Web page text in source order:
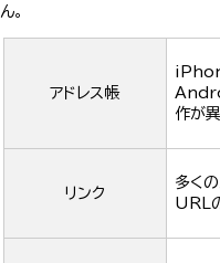
ん。
アドレス帳
作が異
リンク
多く
URL